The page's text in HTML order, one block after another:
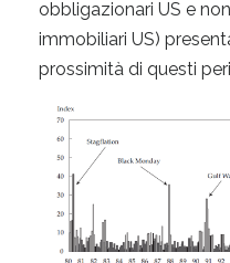
obbligazionari US e
immobiliari US)
prossimità di questi